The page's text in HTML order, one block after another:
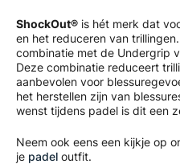
ShockOut® is hét merk dat
en het reduceren van
combinatie met de Undergrip
Deze combinatie reduceert
aanbevolen voor
het herstellen zijn van
wenst tijdens padel is dit een
Neem ook eens een kijkje op
je padel outfit.